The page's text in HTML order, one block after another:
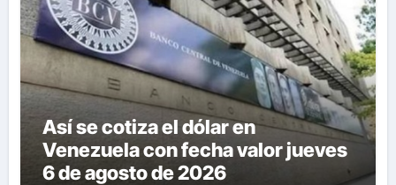
Así se cotiza el dólar en
Venezuela con fecha valor jueves
6 de agosto de 2026